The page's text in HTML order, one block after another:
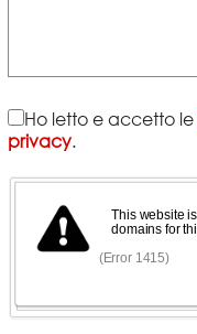
Ho letto e accetto le
privacy.